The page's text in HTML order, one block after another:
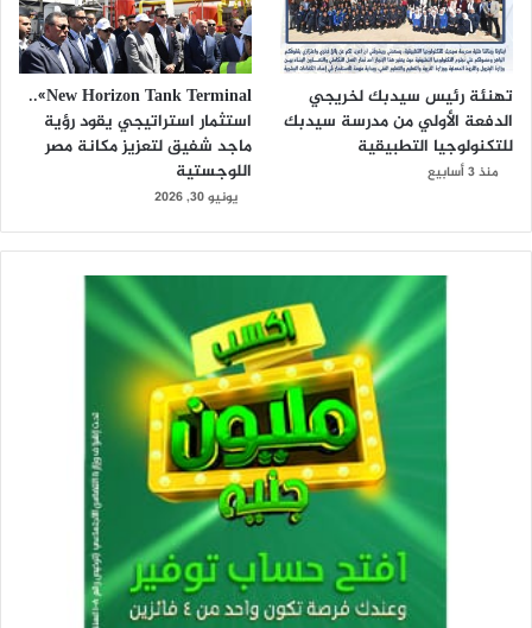
تهنئة رئيس سيدبك لخريجي
الدفعة الأولي من مدرسة سيدبك
للتكنولوجيا التطبيقية
منذ 3 أسابيع
New Horizon Tank Terminal»..
استثمار استراتيجي يقود رؤية
ماجد شفيق لتعزيز مكانة مصر
اللوجستية
يونيو 30, 2026